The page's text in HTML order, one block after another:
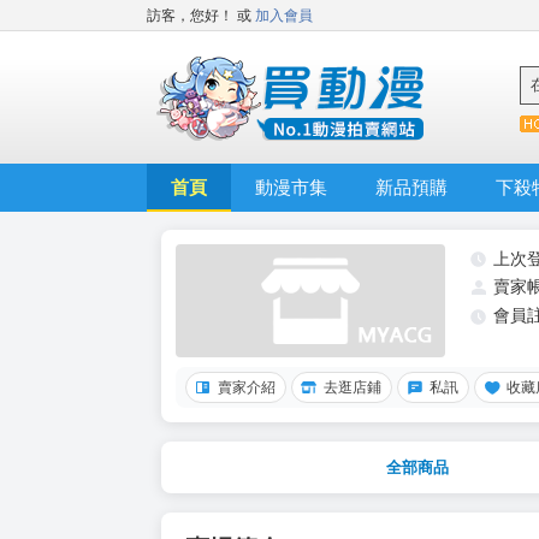
訪客，您好！ 或 加入會員
首頁 動漫市集 新品預購 下殺
上次
賣家
會員
賣家介紹 去逛店鋪 私訊 收藏
全部商品